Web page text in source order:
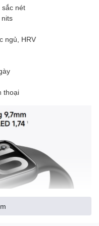
sắc nét
ngủ, HRV
thoại